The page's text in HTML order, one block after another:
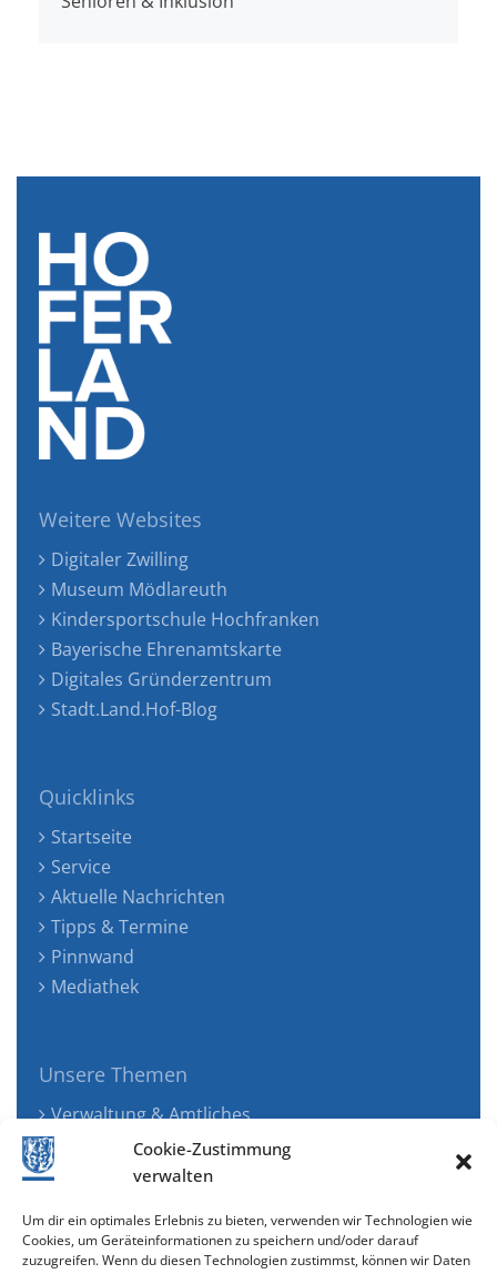
Cookie-Zustimmung
verwalten
Um dir ein optimales Erlebnis zu bieten, verwenden wir Technologien wie
Cookies, um Geräteinformationen zu speichern und/oder darauf
zuzugreifen. Wenn du diesen Technologien zustimmst, können wir Daten
Weitere Websites
Digitaler Zwilling
Museum Mödlareuth
Kindersportschule Hochfranken
Bayerische Ehrenamtskarte
Digitales Gründerzentrum
Stadt.Land.Hof-Blog
Quicklinks
Startseite
Service
Aktuelle Nachrichten
Tipps & Termine
Pinnwand
Mediathek
Unsere Themen
Verwaltung & Amtliches
Jugend, Familie & Gesundheit
Tourismus, Freizeit & Ökologie
Wirtschaft & Verkehr
Senioren & Inklusion